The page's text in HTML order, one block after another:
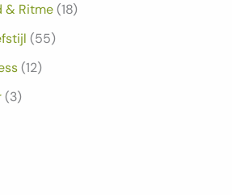
& Ritme(18)
(55)
(12)
(3)